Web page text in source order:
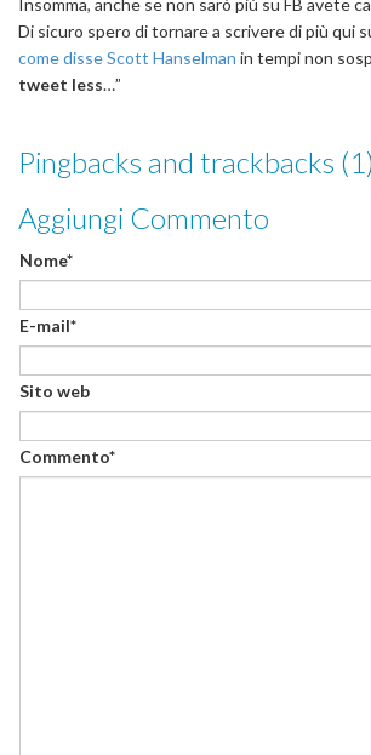
Insomma, anche se non sarò più su FB avete
Di sicuro spero di tornare a scrivere di più qui
come disse Scott Hanselman in tempi non
tweet less…”
Pingbacks and trackbacks (1)
Aggiungi Commento
Nome*
E-mail*
Sito web
Commento*